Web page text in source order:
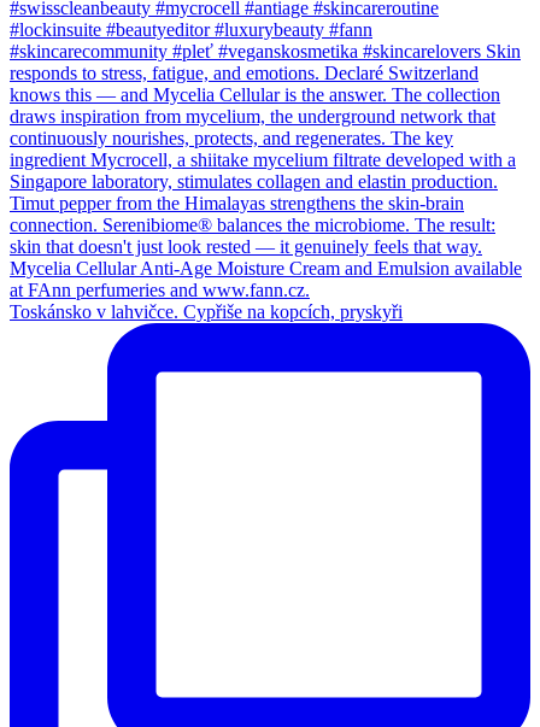
Toskánsko v lahvičce. Cypřiše na kopcích, pryskyři